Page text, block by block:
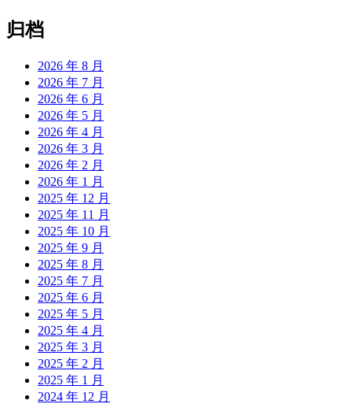
归档
2026 年 8 月
2026 年 7 月
2026 年 6 月
2026 年 5 月
2026 年 4 月
2026 年 3 月
2026 年 2 月
2026 年 1 月
2025 年 12 月
2025 年 11 月
2025 年 10 月
2025 年 9 月
2025 年 8 月
2025 年 7 月
2025 年 6 月
2025 年 5 月
2025 年 4 月
2025 年 3 月
2025 年 2 月
2025 年 1 月
2024 年 12 月